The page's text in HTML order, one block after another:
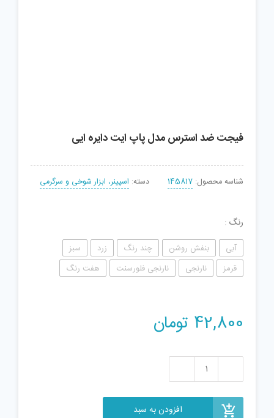
فیجت ضد استرس مدل پاپ ایت دایره ایی
شناسه محصول: 145817 دسته: اسپینر، ابزار شوخی و سرگرمی
رنگ
آبی بنفش روشن چند رنگ زرد
سبز
قرمز
نارنجی نارنجی فلورسنت هفت رنگ
42,800 تومان
فیجت
افزودن به سبد